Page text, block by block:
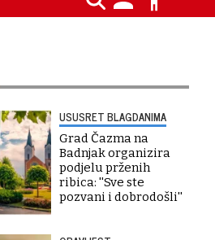
USUSRET BLAGDANIMA
Grad Čazma na
Badnjak organizira
podjelu prženih
ribica: ''Sve ste
pozvani i dobrodošli''